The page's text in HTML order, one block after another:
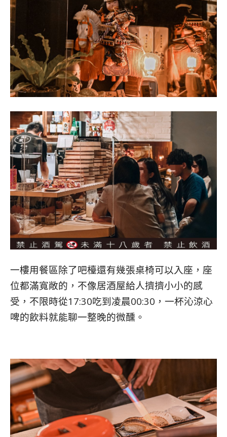
一樓用餐區除了吧檯還有幾張桌椅可以入座，座
位都滿寬敞的，不像居酒屋給人擠擠小小的感
受，不限時從17:30吃到凌晨00:30，一杯沁涼心
啤的飲料就能聊一整晚的微醺。